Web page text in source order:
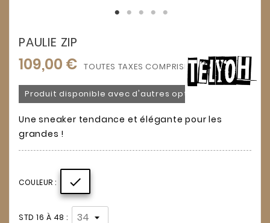
PAULIE ZIP
109,00 € TOUTES TAXES COMPRISES
Produit disponible avec d'autres options
Une sneaker tendance et élégante pour les
grandes !
COULEUR : 
STD 16 À 48 :